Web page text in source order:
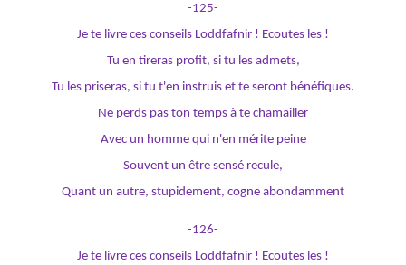
-125-
Je te livre ces conseils Loddfafnir ! Ecoutes les !
Tu en tireras profit, si tu les admets,
Tu les priseras, si tu t'en instruis et te seront bénéfiques.
Ne perds pas ton temps à te chamailler
Avec un homme qui n'en mérite peine
Souvent un être sensé recule,
Quant un autre, stupidement, cogne abondamment
-126-
Je te livre ces conseils Loddfafnir ! Ecoutes les !